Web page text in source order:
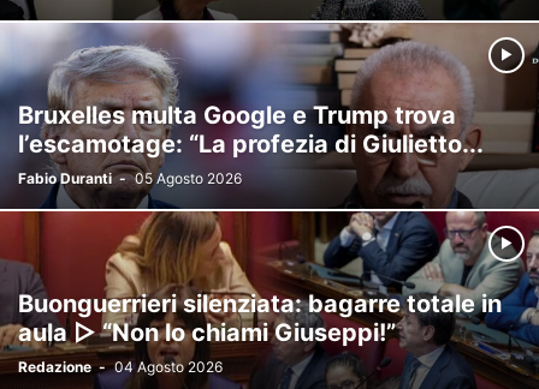
Bruxelles multa Google e Trump trova
l’escamotage: “La profezia di Giulietto...
Fabio Duranti - 05 Agosto 2026
Buonguerrieri silenziata: bagarre totale in
aula ▷ “Non lo chiami Giuseppi!”
Redazione - 04 Agosto 2026